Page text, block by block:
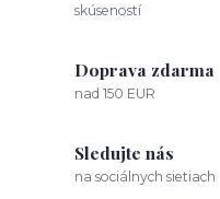
skúseností
Doprava zdarma
nad 150 EUR
Sledujte nás
na sociálnych sietiach